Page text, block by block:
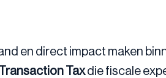
en direct impact maken
Taxdie fiscale